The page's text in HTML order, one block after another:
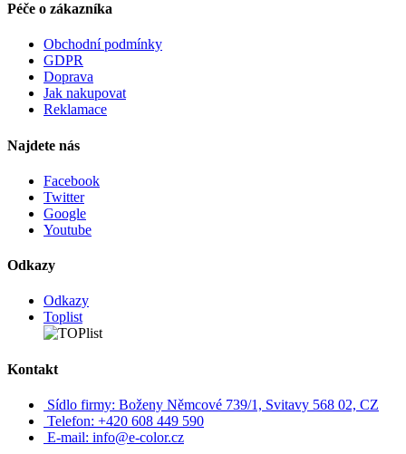
Péče o zákazníka
Obchodní podmínky
GDPR
Doprava
Jak nakupovat
Reklamace
Najdete nás
Facebook
Twitter
Google
Youtube
Odkazy
Odkazy
Toplist
Kontakt
Sídlo firmy: Boženy Němcové 739/1, Svitavy 568 02, CZ
Telefon: +420 608 449 590
E-mail: info@e-color.cz